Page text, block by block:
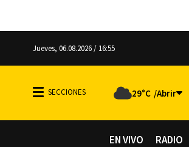
Jueves, 06.08.2026 / 16:55
29°C
EN VIVO RADIO